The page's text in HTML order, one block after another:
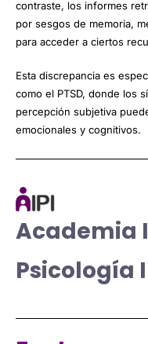
contraste, los informes
por sesgos de memoria,
para acceder a ciertos
Esta discrepancia es
como el PTSD, donde los
percepción subjetiva
emocionales y cognitivos.
Academia
Psicología